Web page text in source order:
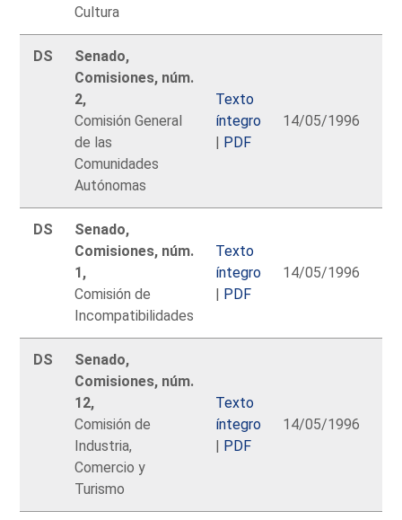
Cultura
DS
Senado,
Comisiones, núm.
2,
Comisión General
de las
Comunidades
Autónomas
Texto
íntegro
| PDF
14/05/1996
DS
Senado,
Comisiones, núm.
1,
Comisión de
Incompatibilidades
Texto
íntegro
| PDF
14/05/1996
DS
Senado,
Comisiones, núm.
12,
Comisión de
Industria,
Comercio y
Turismo
Texto
íntegro
| PDF
14/05/1996